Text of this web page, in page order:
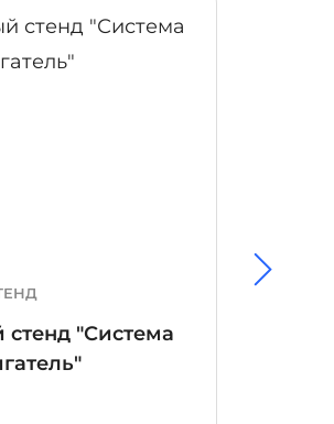
"Система